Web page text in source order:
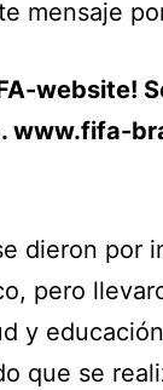
mensaje
website!
www.fifa-
dieron por
pero
y
que se